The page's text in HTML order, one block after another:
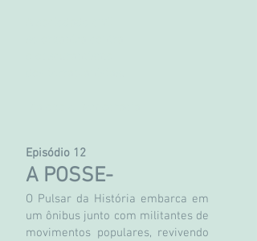
Episódio 12
A POSSE-
O Pulsar da História embarca em
um ônibus junto com militantes de
movimentos populares, revivendo